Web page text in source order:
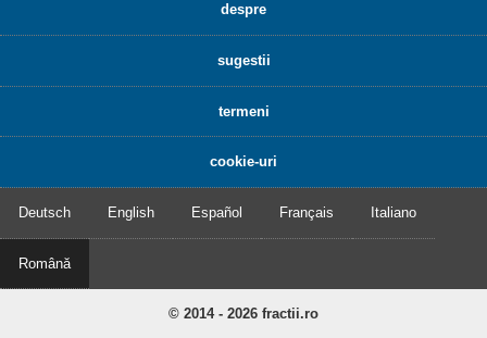
despre
sugestii
termeni
cookie-uri
Deutsch English Español Français Italiano
Română
© 2014 - 2026 fractii.ro